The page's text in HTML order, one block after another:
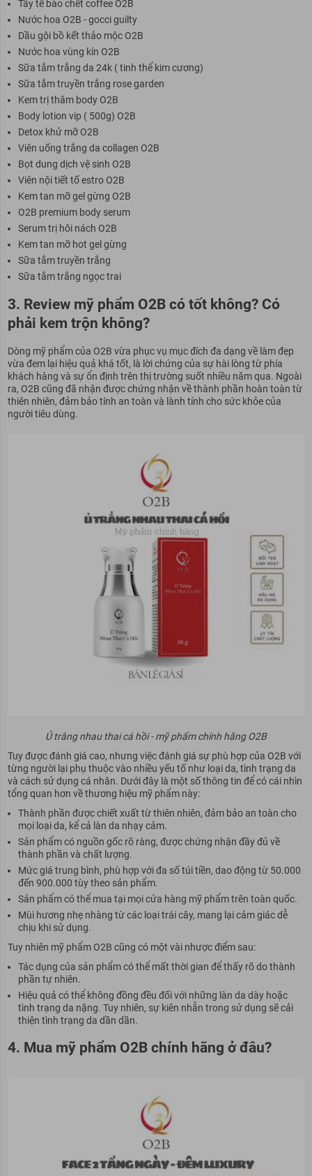
Tẩy tế bào chết coffee O2B
Nước hoa O2B - gocci guilty
Dầu gội bồ kết thảo mộc O2B
Nước hoa vùng kín O2B
Sữa tắm trắng da 24k ( tinh thể kim cương)
Sữa tắm truyền trắng rose garden
Kem trị thâm body O2B
Body lotion vip ( 500g) O2B
Detox khử mỡ O2B
Viên uống trắng da collagen O2B
Bọt dung dịch vệ sinh O2B
Viên nội tiết tố estro O2B
Kem tan mỡ gel gừng O2B
O2B premium body serum
Serum trị hôi nách O2B
Kem tan mỡ hot gel gừng
Sữa tắm truyền trắng
Sữa tắm trắng ngọc trai
3. Review mỹ phẩm O2B có tốt không? Có
phải kem trộn không?
Dòng mỹ phẩm của O2B vừa phục vụ mục đích đa dạng về làm đẹp
vừa đem lại hiệu quả khá tốt, là lời chứng của sự hài lòng từ phía
khách hàng và sự ổn định trên thị trường suốt nhiều năm qua. Ngoài
ra, O2B cũng đã nhận được chứng nhận về thành phần hoàn toàn từ
thiên nhiên, đảm bảo tính an toàn và lành tính cho sức khỏe của
người tiêu dùng.
Ủ trắng nhau thai cá hồi - mỹ phẩm chính hãng O2B
Tuy được đánh giá cao, nhưng việc đánh giá sự phù hợp của O2B với
từng người lại phụ thuộc vào nhiều yếu tố như loại da, tình trạng da
và cách sử dụng cá nhân. Dưới đây là một số thông tin để có cái nhìn
tổng quan hơn về thương hiệu mỹ phẩm này:
Thành phần được chiết xuất từ thiên nhiên, đảm bảo an toàn cho
mọi loại da, kể cả làn da nhạy cảm.
Sản phẩm có nguồn gốc rõ ràng, được chứng nhận đầy đủ về
thành phần và chất lượng.
Mức giá trung bình, phù hợp với đa số túi tiền, dao động từ 50.000
đến 900.000 tùy theo sản phẩm.
Sản phẩm có thể mua tại mọi cửa hàng mỹ phẩm trên toàn quốc.
Mùi hương nhẹ nhàng từ các loại trái cây, mang lại cảm giác dễ
chịu khi sử dụng.
Tuy nhiên mỹ phẩm O2B cũng có một vài nhược điểm sau:
Tác dụng của sản phẩm có thể mất thời gian để thấy rõ do thành
phần tự nhiên.
Hiệu quả có thể không đồng đều đối với những làn da dày hoặc
tình trạng da nặng. Tuy nhiên, sự kiên nhẫn trong sử dụng sẽ cải
thiện tình trạng da dần dần.
4. Mua mỹ phẩm O2B chính hãng ở đâu?